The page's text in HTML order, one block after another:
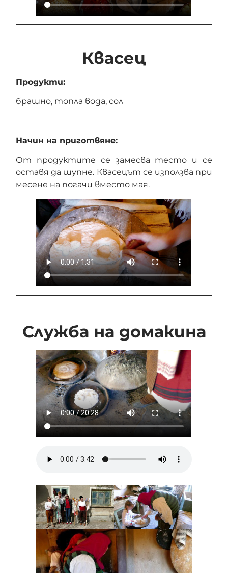
Квасец
Продукти:
брашно, топла вода, сол
Начин на приготвяне:
От продуктите се замесва тесто и се
оставя да шупне. Квасецът се използва при
месене на погачи вместо мая.
Служба на домакина